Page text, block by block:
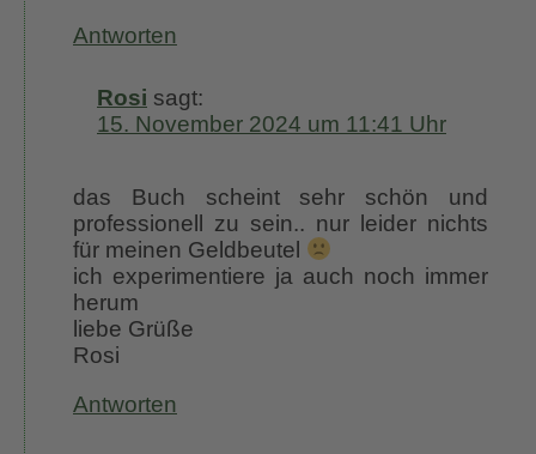
Antworten
Rosi sagt:
15. November 2024 um 11:41 Uhr
das Buch scheint sehr schön und
professionell zu sein.. nur leider nichts
für meinen Geldbeutel
ich experimentiere ja auch noch immer
herum
liebe Grüße
Rosi
Antworten